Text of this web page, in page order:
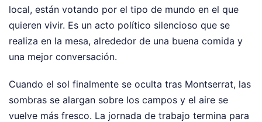
local, están votando por el tipo de mundo en el que
quieren vivir. Es un acto político silencioso que se
realiza en la mesa, alrededor de una buena comida y
una mejor conversación.
Cuando el sol finalmente se oculta tras Montserrat, las
sombras se alargan sobre los campos y el aire se
vuelve más fresco. La jornada de trabajo termina para